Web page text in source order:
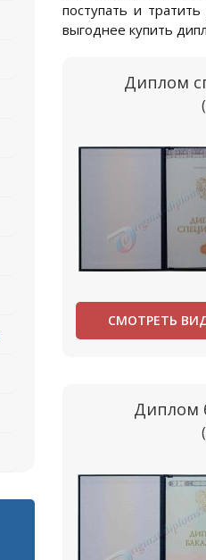
поступать и
выгоднее купить
Диплом
СМОТРЕТЬ
Диплом